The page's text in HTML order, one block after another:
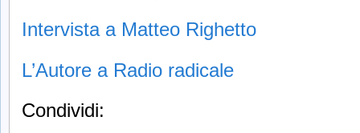
Intervista a Matteo Righetto
L’Autore a Radio radicale
Condividi: